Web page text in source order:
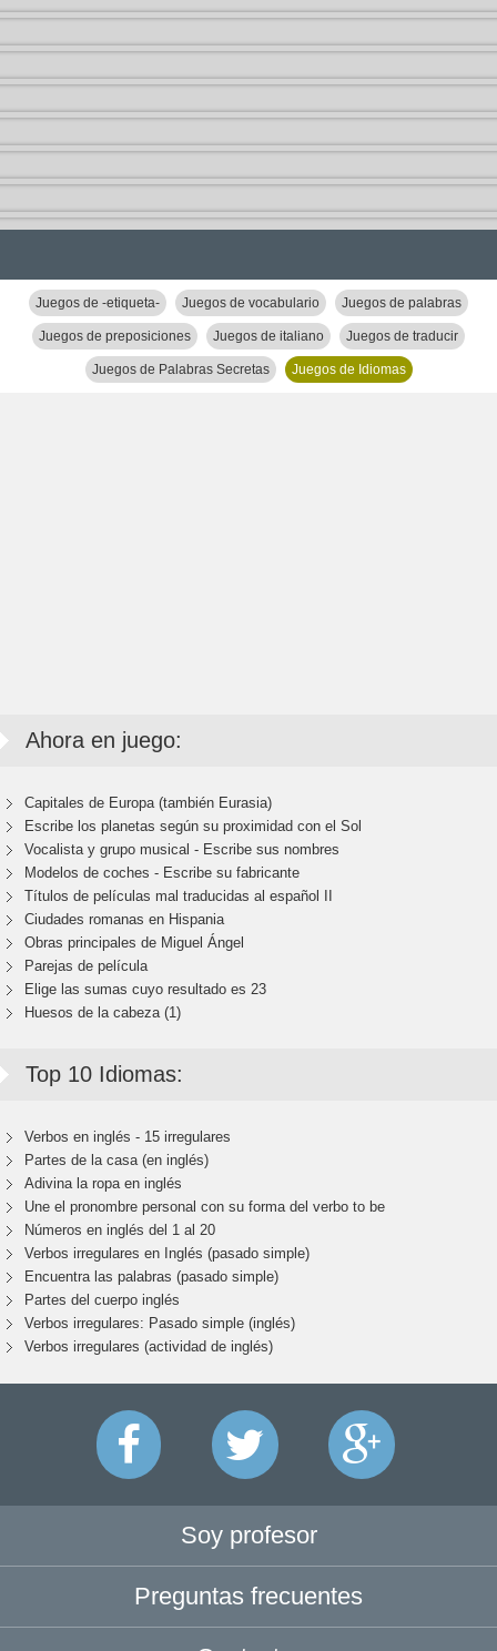
Juegos de -etiqueta- Juegos de vocabulario Juegos de palabras
Juegos de preposiciones Juegos de italiano Juegos de traducir
Juegos de Palabras Secretas Juegos de Idiomas
Ahora en juego:
Capitales de Europa (también Eurasia)
Escribe los planetas según su proximidad con el Sol
Vocalista y grupo musical - Escribe sus nombres
Modelos de coches - Escribe su fabricante
Títulos de películas mal traducidas al español II
Ciudades romanas en Hispania
Obras principales de Miguel Ángel
Parejas de película
Elige las sumas cuyo resultado es 23
Huesos de la cabeza (1)
Top 10 Idiomas:
Verbos en inglés - 15 irregulares
Partes de la casa (en inglés)
Adivina la ropa en inglés
Une el pronombre personal con su forma del verbo to be
Números en inglés del 1 al 20
Verbos irregulares en Inglés (pasado simple)
Encuentra las palabras (pasado simple)
Partes del cuerpo inglés
Verbos irregulares: Pasado simple (inglés)
Verbos irregulares (actividad de inglés)
Soy profesor
Preguntas frecuentes